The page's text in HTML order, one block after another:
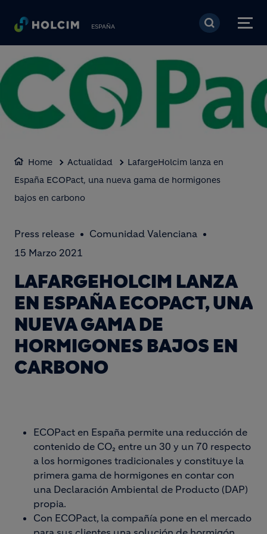
Pasar al contenido
ESPAÑA
Home Actualidad
LafargeHolcim lanza en
España ECOPact, una nueva gama de hormigones
bajos en carbono
Press release
Comunidad Valenciana
15 Marzo 2021
LAFARGEHOLCIM LANZA
EN ESPAÑA ECOPACT, UNA
NUEVA GAMA DE
HORMIGONES BAJOS EN
CARBONO
ECOPact en España permite una reducción de
contenido de CO₂ entre un 30 y un 70 respecto
a los hormigones tradicionales y constituye la
primera gama de hormigones en contar con
una Declaración Ambiental de Producto (DAP)
propia.
Con ECOPact, la compañía pone en el mercado